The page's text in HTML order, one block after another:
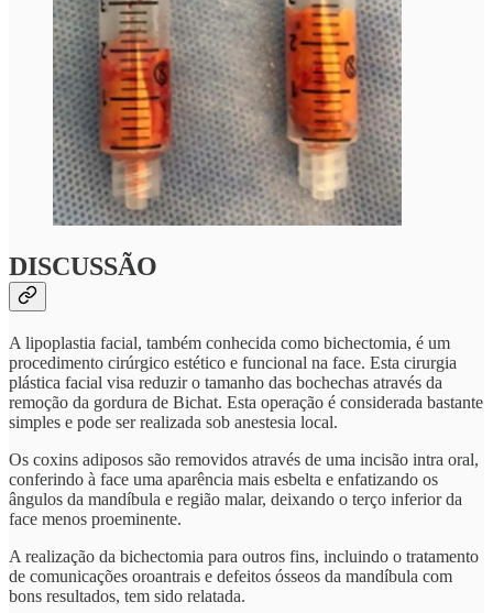
DISCUSSÃO
A lipoplastia facial, também conhecida como bichectomia, é um
procedimento cirúrgico estético e funcional na face. Esta cirurgia
plástica facial visa reduzir o tamanho das bochechas através da
remoção da gordura de Bichat. Esta operação é considerada bastante
simples e pode ser realizada sob anestesia local.
Os coxins adiposos são removidos através de uma incisão intra oral,
conferindo à face uma aparência mais esbelta e enfatizando os
ângulos da mandíbula e região malar, deixando o terço inferior da
face menos proeminente.
A realização da bichectomia para outros fins, incluindo o tratamento
de comunicações oroantrais e defeitos ósseos da mandíbula com
bons resultados, tem sido relatada.